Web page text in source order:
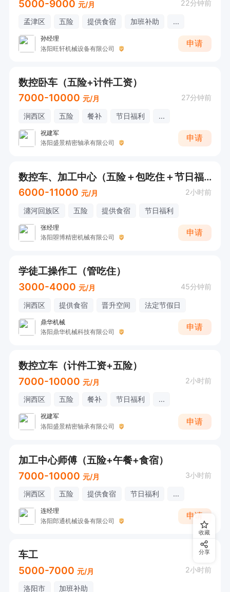
5000-9000 元/月 22分钟前
孟津区 五险 提供食宿 加班补助 ...
孙经理
洛阳旺轩机械设备有限公司
申请
数控卧车（五险+计件工资）
7000-10000 元/月 27分钟前
涧西区 五险 餐补 节日福利 ...
祝建军
洛阳盛景精密轴承有限公司
申请
数控车、加工中心（五险＋包吃住＋节日福利）
6000-11000 元/月 2小时前
瀍河回族区 五险 提供食宿 节日福利
张经理
洛阳曌博精密机械有限公司
申请
学徒工操作工（管吃住）
3000-4000 元/月 45分钟前
涧西区 提供食宿 晋升空间 法定节假日
鼎华机械
洛阳鼎华机械科技有限公司
申请
数控立车（计件工资+五险）
7000-10000 元/月 2小时前
涧西区 五险 餐补 节日福利 ...
祝建军
洛阳盛景精密轴承有限公司
申请
加工中心师傅（五险+午餐+食宿）
7000-10000 元/月 3小时前
涧西区 五险 提供食宿 节日福利 ...
连经理
洛阳郎通机械设备有限公司
申请
车工
5000-7000 元/月 2小时前
洛阳市 加班补助
收藏
分享